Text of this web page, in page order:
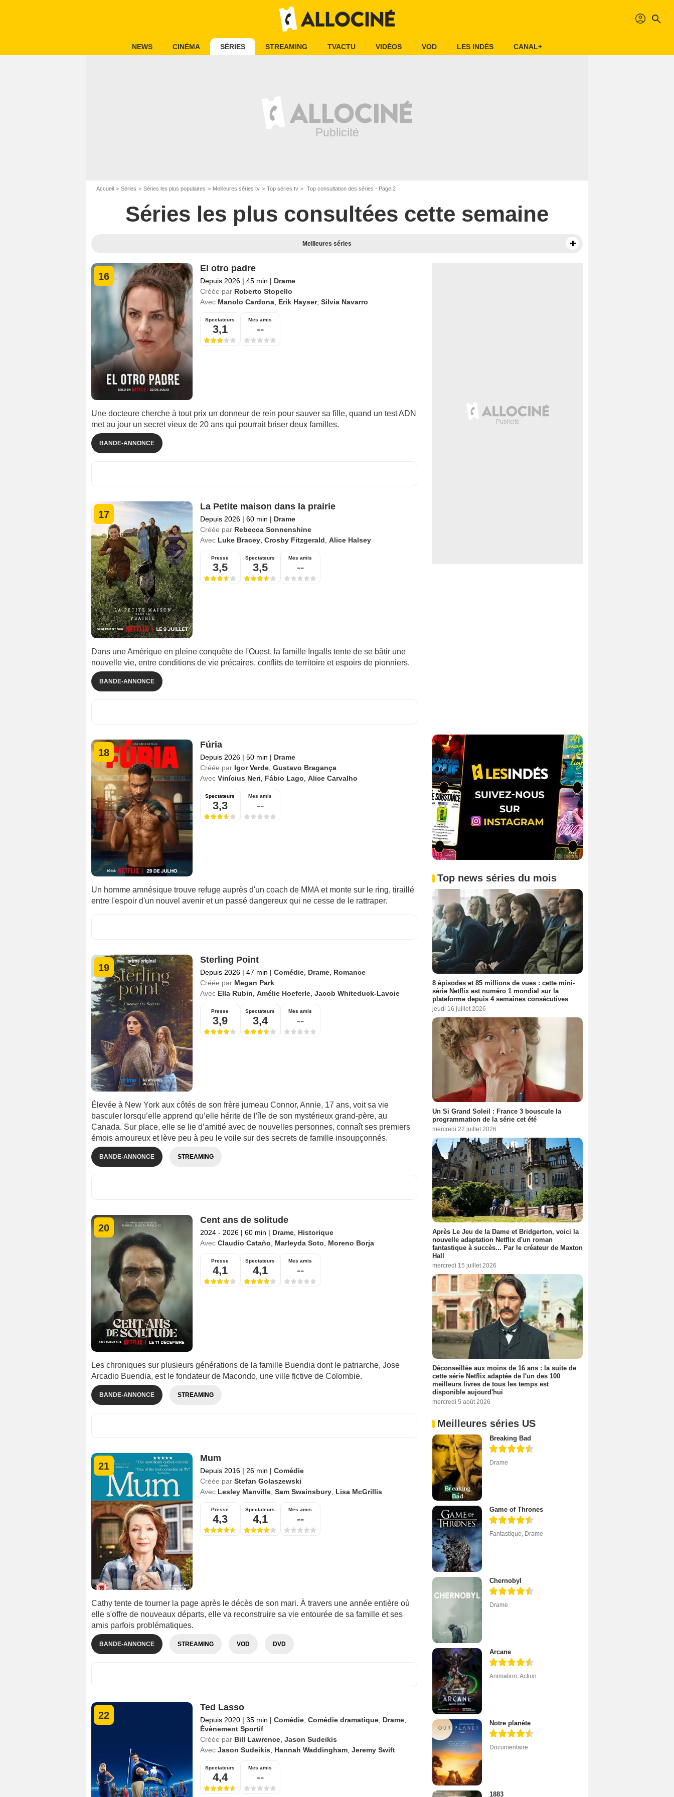
profil search
NEWS CINÉMA SÉRIES STREAMING TVACTU VIDÉOS VOD LES INDÉS CANAL+
Accueil Séries Séries les plus populaires Meilleures séries tv Top séries tv Top consultation des séries - Page 2
Séries les plus consultées cette semaine
Meilleures séries
16
El otro padre
Depuis 2026 | 45 min | Drame
Créée par Roberto Stopello
Avec Manolo Cardona, Erik Hayser, Silvia Navarro
Spectateurs
3,1
Mes amis
--
Une docteure cherche à tout prix un donneur de rein pour sauver sa fille, quand un test ADN
met au jour un secret vieux de 20 ans qui pourrait briser deux familles.
BANDE-ANNONCE
17
La Petite maison dans la prairie
Depuis 2026 | 60 min | Drame
Créée par Rebecca Sonnenshine
Avec Luke Bracey, Crosby Fitzgerald, Alice Halsey
Presse
3,5
Spectateurs
3,5
Mes amis
--
Dans une Amérique en pleine conquête de l'Ouest, la famille Ingalls tente de se bâtir une
nouvelle vie, entre conditions de vie précaires, conflits de territoire et espoirs de pionniers.
BANDE-ANNONCE
18
Fúria
Depuis 2026 | 50 min | Drame
Créée par Igor Verde, Gustavo Bragança
Avec Vinícius Neri, Fábio Lago, Alice Carvalho
Spectateurs
3,3
Mes amis
--
Un homme amnésique trouve refuge auprès d'un coach de MMA et monte sur le ring, tiraillé
entre l'espoir d'un nouvel avenir et un passé dangereux qui ne cesse de le rattraper.
19
Sterling Point
Depuis 2026 | 47 min | Comédie, Drame, Romance
Créée par Megan Park
Avec Ella Rubin, Amélie Hoeferle, Jacob Whiteduck-Lavoie
Presse
3,9
Spectateurs
3,4
Mes amis
--
Élevée à New York aux côtés de son frère jumeau Connor, Annie, 17 ans, voit sa vie
basculer lorsqu’elle apprend qu’elle hérite de l’île de son mystérieux grand-père, au
Canada. Sur place, elle se lie d’amitié avec de nouvelles personnes, connaît ses premiers
émois amoureux et lève peu à peu le voile sur des secrets de famille insoupçonnés.
BANDE-ANNONCE STREAMING
20
Cent ans de solitude
2024 - 2026 | 60 min | Drame, Historique
Avec Claudio Cataño, Marleyda Soto, Moreno Borja
Presse
4,1
Spectateurs
4,1
Mes amis
--
Les chroniques sur plusieurs générations de la famille Buendia dont le patriarche, Jose
Arcadio Buendia, est le fondateur de Macondo, une ville fictive de Colombie.
BANDE-ANNONCE STREAMING
21
Mum
Depuis 2016 | 26 min | Comédie
Créée par Stefan Golaszewski
Avec Lesley Manville, Sam Swainsbury, Lisa McGrillis
Presse
4,3
Spectateurs
4,1
Mes amis
--
Cathy tente de tourner la page après le décès de son mari. À travers une année entière où
elle s'offre de nouveaux départs, elle va reconstruire sa vie entourée de sa famille et ses
amis parfois problématiques.
BANDE-ANNONCE STREAMING VOD DVD
22
Ted Lasso
Depuis 2020 | 35 min | Comédie, Comédie dramatique, Drame,
Évènement Sportif
Créée par Bill Lawrence, Jason Sudeikis
Avec Jason Sudeikis, Hannah Waddingham, Jeremy Swift
Spectateurs
4,4
Mes amis
--
Top news séries du mois
8 épisodes et 85 millions de vues : cette mini-
série Netflix est numéro 1 mondial sur la
plateforme depuis 4 semaines consécutives
jeudi 16 juillet 2026
Un Si Grand Soleil : France 3 bouscule la
programmation de la série cet été
mercredi 22 juillet 2026
Après Le Jeu de la Dame et Bridgerton, voici la
nouvelle adaptation Netflix d'un roman
fantastique à succès... Par le créateur de Maxton
Hall
mercredi 15 juillet 2026
Déconseillée aux moins de 16 ans : la suite de
cette série Netflix adaptée de l'un des 100
meilleurs livres de tous les temps est
disponible aujourd'hui
mercredi 5 août 2026
Meilleures séries US
Breaking Bad
Drame
Game of Thrones
Fantastique, Drame
Chernobyl
Drame
Arcane
Animation,Action
Notre planète
Documentaire
1883